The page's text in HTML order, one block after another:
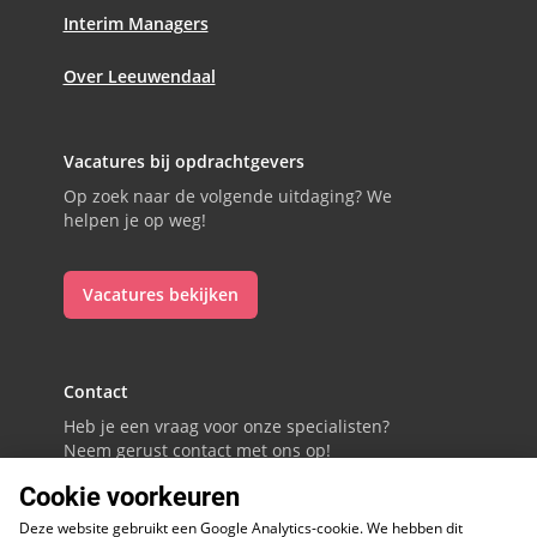
Interim Managers
Over Leeuwendaal
Contact
Heb je een vraag voor onze specialisten?
Neem gerust contact met ons op!
088 - 0086800
Vacatures bij opdrachtgevers
Op zoek naar de volgende uitdaging? We
helpen je op weg!
Vacatures bekijken
Cookie voorkeuren
Deze website gebruikt een Google Analytics-cookie. We hebben dit